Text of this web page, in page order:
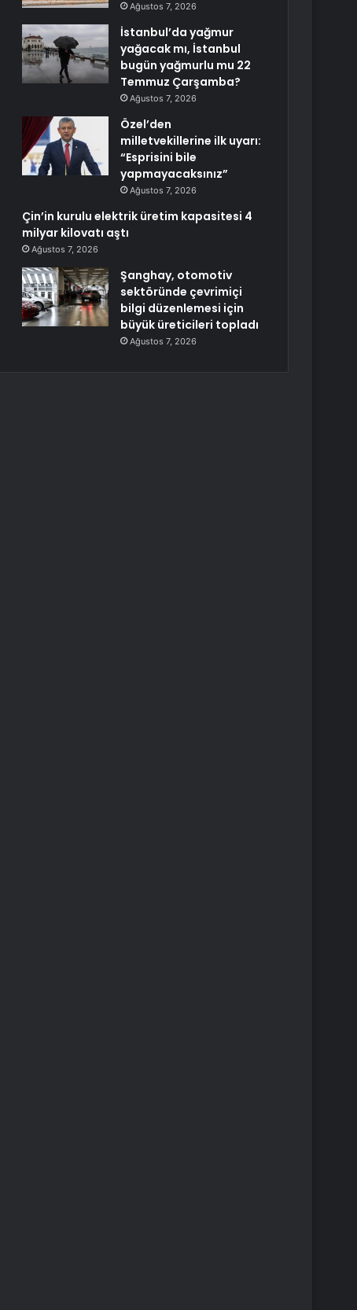
Ağustos 7, 2026
İstanbul’da yağmur
yağacak mı, İstanbul
bugün yağmurlu mu 22
Temmuz Çarşamba?
Ağustos 7, 2026
Özel’den
milletvekillerine ilk uyarı:
“Esprisini bile
yapmayacaksınız”
Ağustos 7, 2026
Çin’in kurulu elektrik üretim kapasitesi 4
milyar kilovatı aştı
Ağustos 7, 2026
Şanghay, otomotiv
sektöründe çevrimiçi
bilgi düzenlemesi için
büyük üreticileri topladı
Ağustos 7, 2026